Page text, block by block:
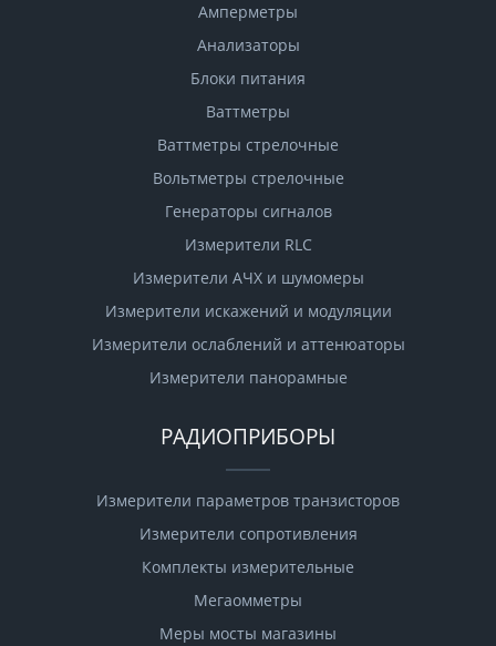
Амперметры
Анализаторы
Блоки питания
Ваттметры
Ваттметры стрелочные
Вольтметры стрелочные
Генераторы сигналов
Измерители RLC
Измерители АЧХ и шумомеры
Измерители искажений и модуляции
Измерители ослаблений и аттенюаторы
Измерители панорамные
РАДИОПРИБОРЫ
Измерители параметров транзисторов
Измерители сопротивления
Комплекты измерительные
Мегаомметры
Меры мосты магазины